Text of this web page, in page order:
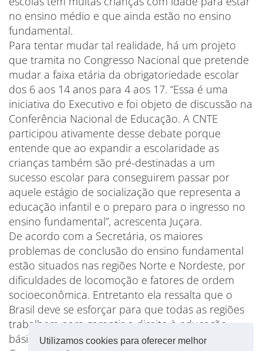
Utilizamos cookies para oferecer melhor
no ensino médio e que ainda estão no ensino
fundamental.
Para tentar mudar tal realidade, há um projeto
que tramita no Congresso Nacional que pretende
mudar a faixa etária da obrigatoriedade escolar
dos 6 aos 14 anos para 4 aos 17. “Essa é uma
iniciativa do Executivo e foi objeto de discussão na
Conferência Nacional de Educação. A CNTE
participou ativamente desse debate porque
entende que ao expandir a escolaridade as
crianças também são pré-destinadas a um
sucesso escolar para conseguirem passar por
aquele estágio de socialização que representa a
educação infantil e o preparo para o ingresso no
ensino fundamental”, acrescenta Juçara.
De acordo com a Secretária, os maiores
problemas de conclusão do ensino fundamental
estão situados nas regiões Norte e Nordeste, por
dificuldades de locomoção e fatores de ordem
socioeconômica. Entretanto ela ressalta que o
Brasil deve se esforçar para que todas as regiões
trabalhem para garantir o direito à educação
básica às crianças.